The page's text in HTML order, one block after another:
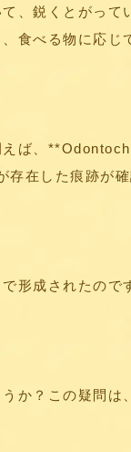
、鋭くとがって
食べる物に応じ
えば、
在した痕跡が確
形成されたので
か？この疑問は